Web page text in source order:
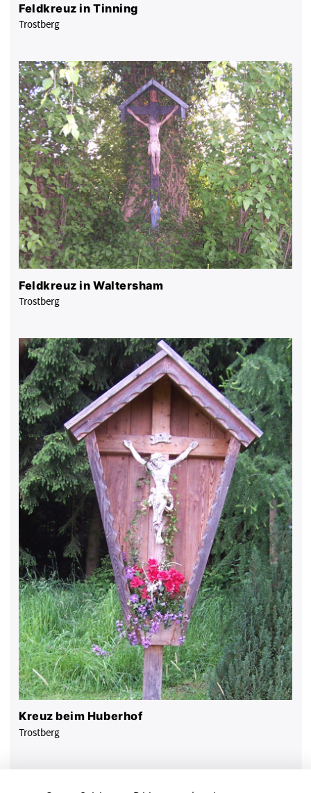
Feldkreuz in Tinning
Trostberg
Feldkreuz in Waltersham
Trostberg
Kreuz beim Huberhof
Trostberg